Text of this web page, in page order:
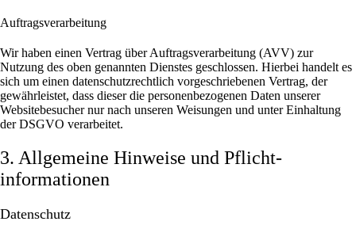
Auftragsverarbeitung
Wir haben einen Vertrag über Auftragsverarbeitung (AVV) zur
Nutzung des oben genannten Dienstes geschlossen. Hierbei handelt es
sich um einen datenschutzrechtlich vorgeschriebenen Vertrag, der
gewährleistet, dass dieser die personenbezogenen Daten unserer
Websitebesucher nur nach unseren Weisungen und unter Einhaltung
der DSGVO verarbeitet.
3. Allgemeine Hinweise und Pflicht­
informationen
Datenschutz